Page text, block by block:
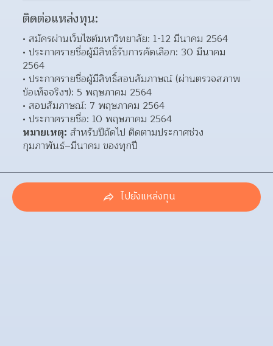
ติดต่อแหล่งทุน:
สมัครผ่านเว็บไซต์มหาวิทยาลัย: 1-12 มีนาคม 2564
ประกาศรายชื่อผู้มีสิทธิ์รับการคัดเลือก: 30 มีนาคม
2564
ประกาศรายชื่อผู้มีสิทธิ์สอบสัมภาษณ์ (ผ่านตรวจสภาพ
ข้อเท็จจริงฯ): 5 พฤษภาคม 2564
สอบสัมภาษณ์: 7 พฤษภาคม 2564
ประกาศรายชื่อ: 10 พฤษภาคม 2564
หมายเหตุ: สำหรับปีถัดไป ติดตามประกาศช่วง
กุมภาพันธ์–มีนาคม ของทุกปี
ไปยังแหล่งทุน